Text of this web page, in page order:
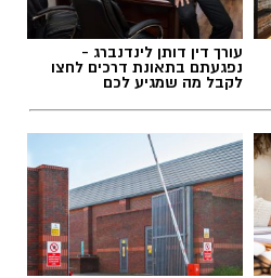
עורך דין דותן לינדנברג -
נפגעתם בתאונת דרכים לחצו
לקבל מה שמגיע לכם